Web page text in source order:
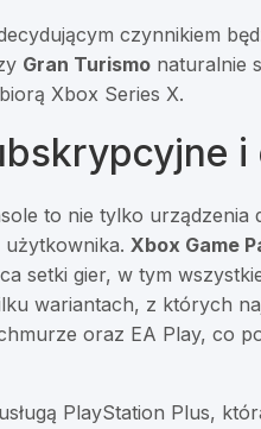
czynnikiem
Gran Turismo naturalnie
Xbox Series X.
to nie tylko urządzenia
użytkownika. Xbox Game
setki gier, w tym
wariantach, z których
oraz EA Play, co
PlayStation Plus,